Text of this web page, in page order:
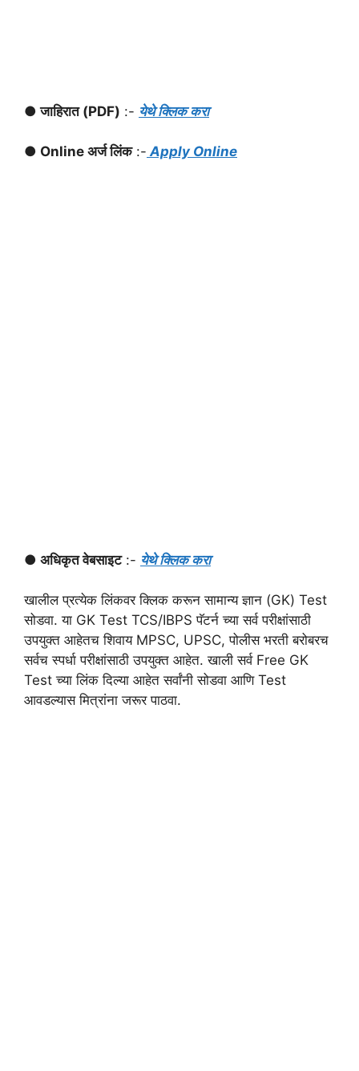
● जाहिरात (PDF) :- येथे क्लिक करा
● Online अर्ज लिंक:- Apply Online
● अधिकृत वेबसाइट:- येथे क्लिक करा
खालील प्रत्येक लिंकवर क्लिक करून सामान्य ज्ञान (GK) Test
सोडवा. या GK Test TCS/IBPS पॅटर्न च्या सर्व परीक्षांसाठी
उपयुक्त आहेतच शिवाय MPSC, UPSC, पोलीस भरती बरोबरच
सर्वच स्पर्धा परीक्षांसाठी उपयुक्त आहेत. खाली सर्व Free GK
Test च्या लिंक दिल्या आहेत सर्वांनी सोडवा आणि Test
आवडल्यास मित्रांना जरूर पाठवा.